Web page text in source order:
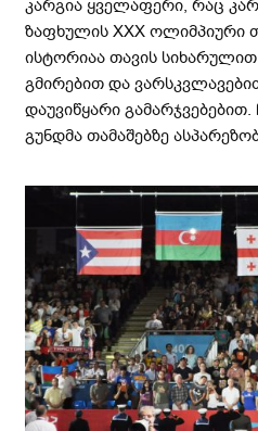
კარგია ყველაფერი, რაც
ზაფხულის XXX ოლიმპიური
ისტორიაა თავის
გმირებით და
დაუვიწყარი
გუნდმა თამაშებზე